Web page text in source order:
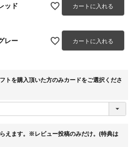
ッド カートに入れる
レー カートに入れる
トを購入頂いた方のみカードをご選択くださ
えます。※レビュー投稿のみだけ。(特典は